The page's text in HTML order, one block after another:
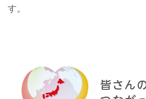
す。